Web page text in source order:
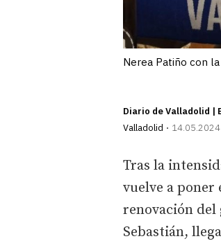
Nerea Patiño con
Diario de Valladolid |
Valladolid
Tras la
vuelve a poner
renovación del
Sebastián,